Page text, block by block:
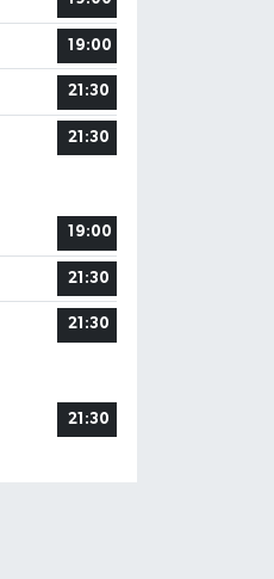
19:00
21:30
21:30
19:00
21:30
21:30
21:30